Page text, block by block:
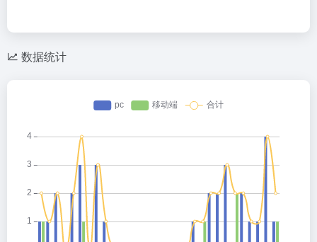
数据统计